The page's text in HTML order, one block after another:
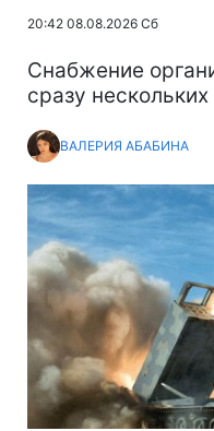
20:42 08.08.2026 Сб
Снабжение
сразу
ВАЛЕРИЯ АБАБИНА